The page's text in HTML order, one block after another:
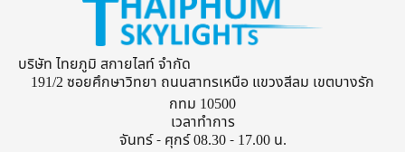
บริษัท ไทยภูมิ สกายไลท์ จำกัด
191/2 ซอยศึกษาวิทยา ถนนสาทรเหนือ แขวงสีลม เขตบางรัก
กทม 10500
เวลาทำการ
จันทร์ - ศุกร์ 08.30 - 17.00 น.